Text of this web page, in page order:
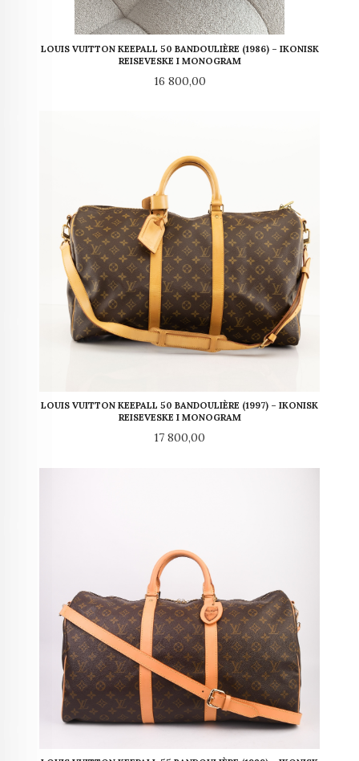
LOUIS VUITTON KEEPALL 50 BANDOULIÈRE (1986) – IKONISK
REISEVESKE I MONOGRAM
Pris
16 800,00
LOUIS VUITTON KEEPALL 50 BANDOULIÈRE (1997) – IKONISK
REISEVESKE I MONOGRAM
Pris
17 800,00